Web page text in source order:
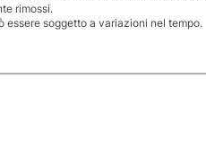
rimossi.
essere soggetto a variazioni nel tempo.